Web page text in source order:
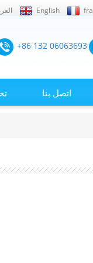
English
+86 132 06063693
اتصل بنا